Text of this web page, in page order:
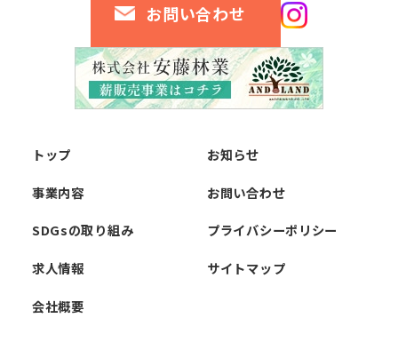
お問い合わせ
トップ
事業内容
SDGsの取り組み
求人情報
会社概要
お知らせ
お問い合わせ
プライバシーポリシー
サイトマップ